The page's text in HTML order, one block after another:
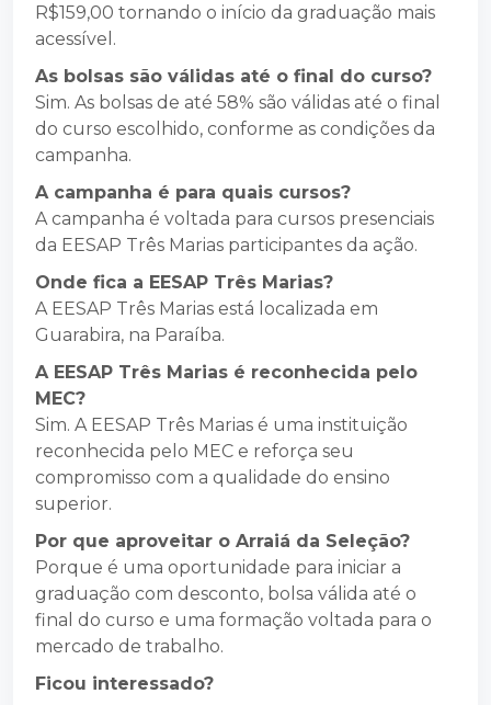
R$159,00 tornando o início da graduação mais
acessível.
As bolsas são válidas até o final do curso?
Sim. As bolsas de até 58% são válidas até o final
do curso escolhido, conforme as condições da
campanha.
A campanha é para quais cursos?
A campanha é voltada para cursos presenciais
da EESAP Três Marias participantes da ação.
Onde fica a EESAP Três Marias?
A EESAP Três Marias está localizada em
Guarabira, na Paraíba.
A EESAP Três Marias é reconhecida pelo
MEC?
Sim. A EESAP Três Marias é uma instituição
reconhecida pelo MEC e reforça seu
compromisso com a qualidade do ensino
superior.
Por que aproveitar o Arraiá da Seleção?
Porque é uma oportunidade para iniciar a
graduação com desconto, bolsa válida até o
final do curso e uma formação voltada para o
mercado de trabalho.
Ficou interessado?